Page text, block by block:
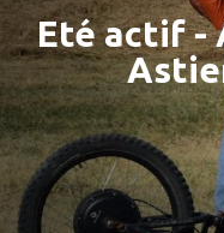
Eté actif -